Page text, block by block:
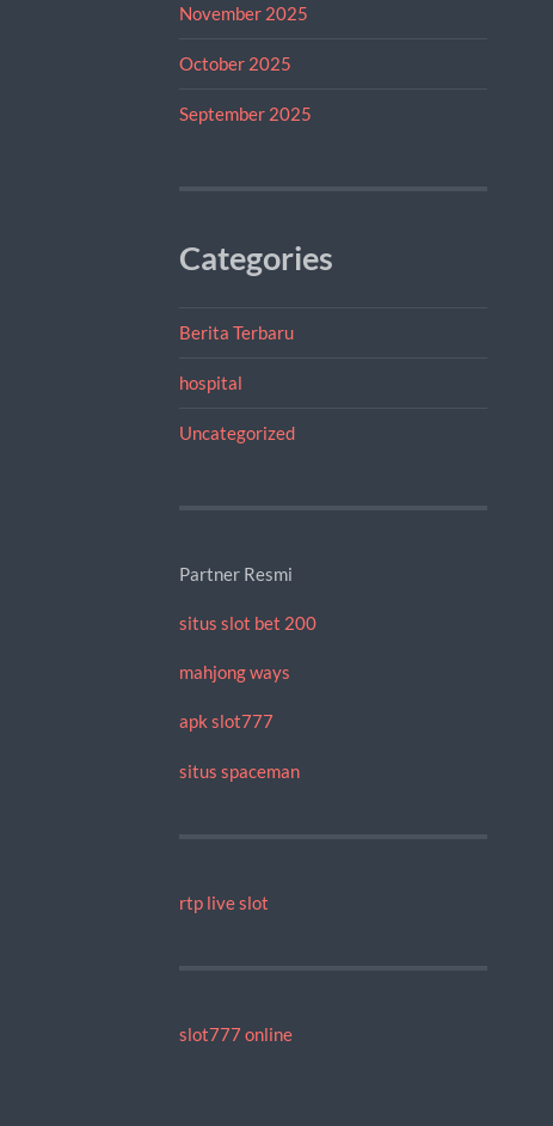
November 2025
October 2025
September 2025
Categories
Berita Terbaru
hospital
Uncategorized
Partner Resmi
situs slot bet 200
mahjong ways
apk slot777
situs spaceman
rtp live slot
slot777 online